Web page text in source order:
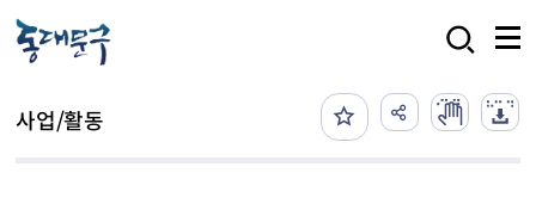
사업/활동